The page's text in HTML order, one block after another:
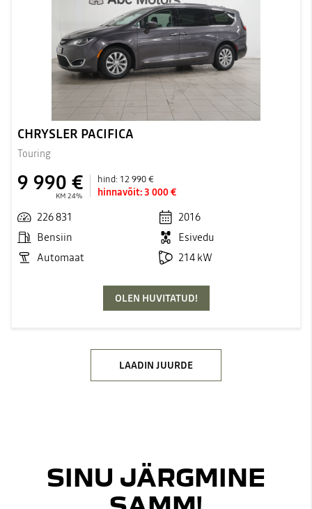
CHRYSLER PACIFICA
Touring
9 990 €
KM 24%
hind: 12 990 €
hinnavõit:3 000 €
226 831
2016
Bensiin
Esivedu
Automaat
214 kW
OLEN HUVITATUD!
LAADIN JUURDE
SINU JÄRGMINE